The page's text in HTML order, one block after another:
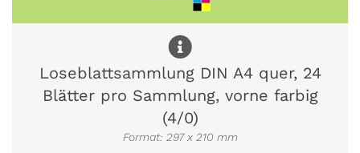
Loseblattsammlung DIN A4 quer, 24
Blätter pro Sammlung, vorne farbig
(4/0)
Format: 297 x 210 mm